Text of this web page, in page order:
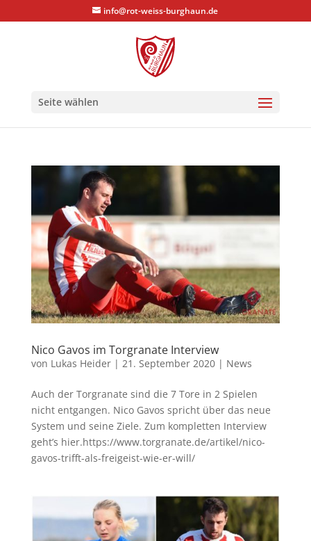
info@rot-weiss-burghaun.de
Seite wählen
Nico Gavos im Torgranate Interview
von Lukas Heider| 21. September 2020| News
Auch der Torgranate sind die 7 Tore in 2 Spielen
nicht entgangen. Nico Gavos spricht über das neue
System und seine Ziele. Zum kompletten Interview
geht’s hier.https://www.torgranate.de/artikel/nico-
gavos-trifft-als-freigeist-wie-er-will/